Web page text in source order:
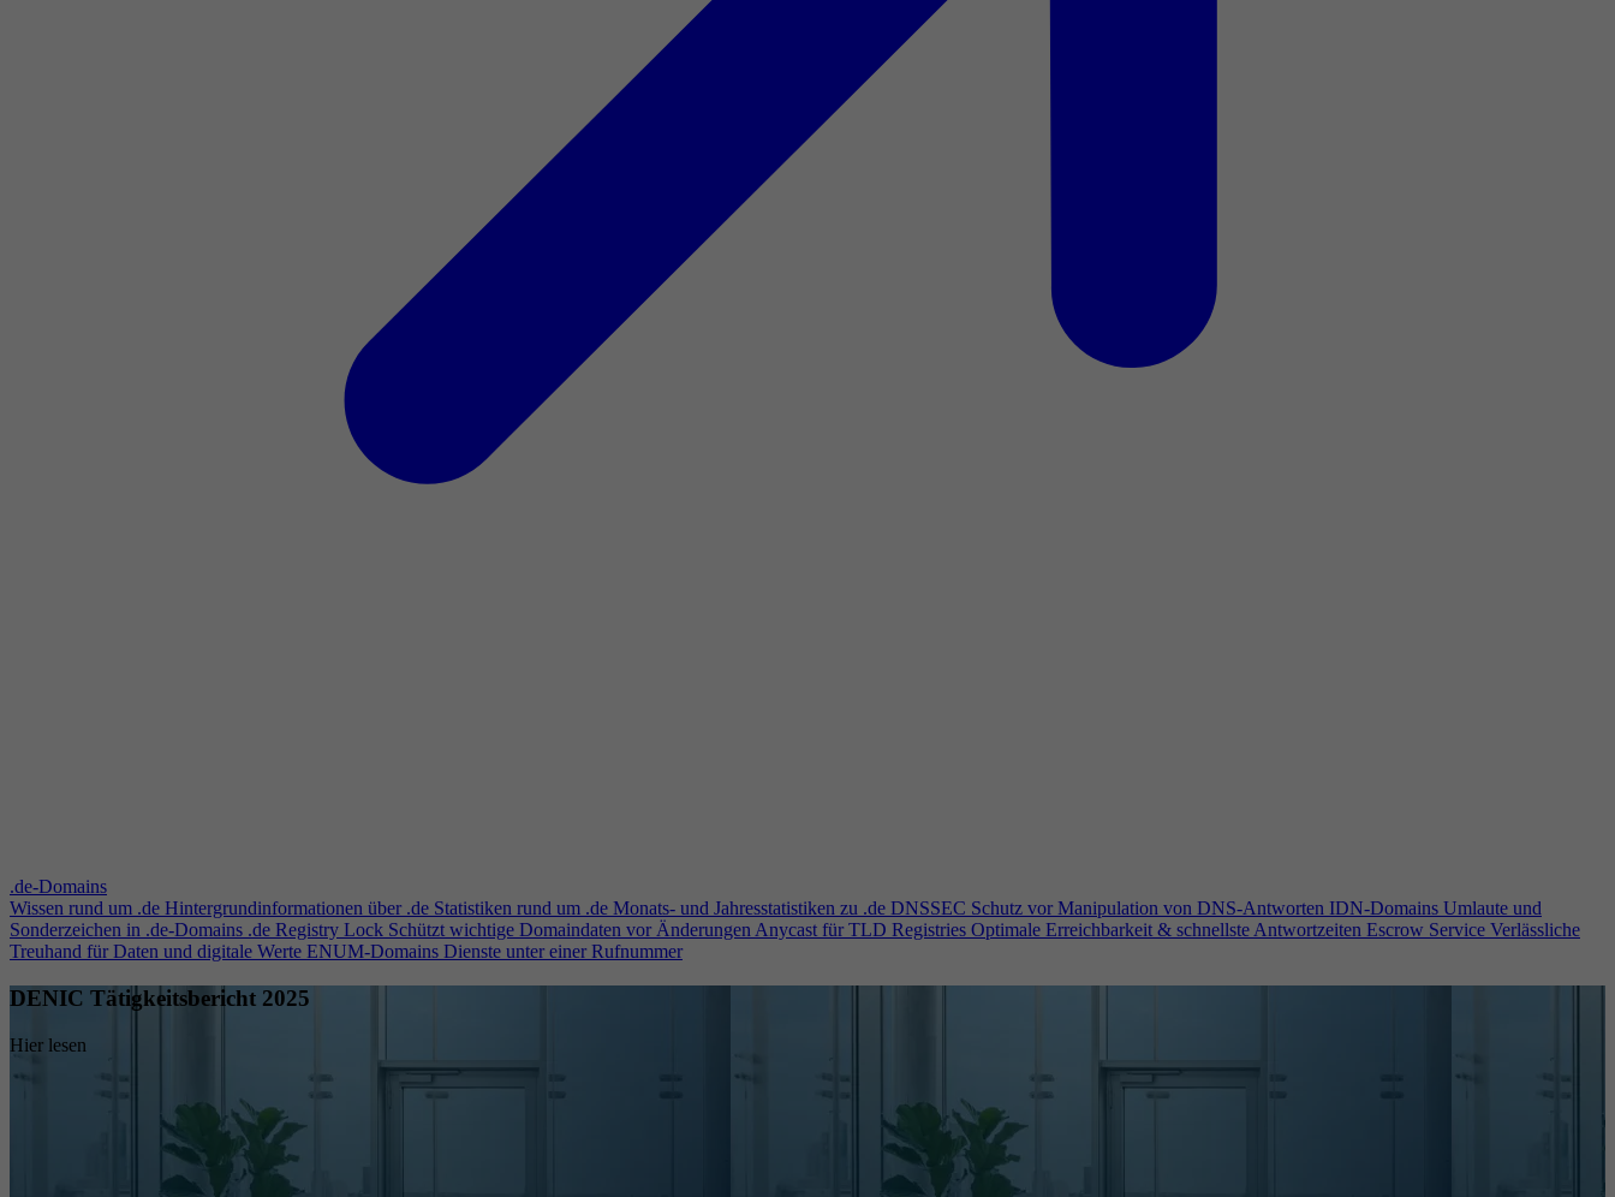
.de-Domains
Wissen rund um .de Hintergrundinformationen über .de Statistiken rund um .de Monats- und Jahresstatistiken zu .de DNSSEC Schutz vor Manipulation von DNS-Antworten IDN-Domains Umlaute und
Sonderzeichen in .de-Domains .de Registry Lock Schützt wichtige Domaindaten vor ÄnderungenAnycast für TLD Registries Optimale Erreichbarkeit & schnellste Antwortzeiten Escrow Service Verlässliche
Treuhand für Daten und digitale Werte ENUM-Domains Dienste unter einer Rufnummer
DENIC Tätigkeitsbericht 2025
Hier lesen